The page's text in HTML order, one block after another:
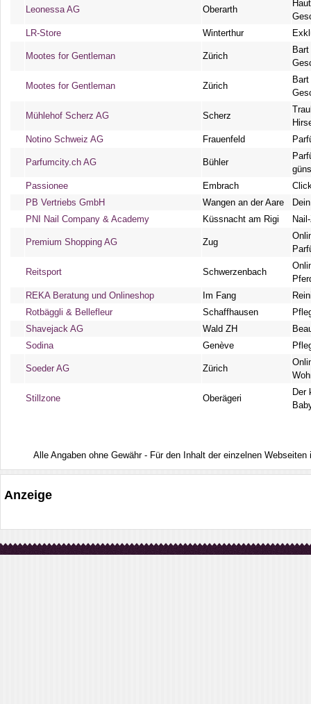
Leonessa AG Oberarth
LR-Store
Winterthur
Mootes for Gentleman Zürich
Mootes for Gentleman Zürich
Mühlehof Scherz AG Scherz
Notino Schweiz AG
Frauenfeld
Parfumcity.ch AG Bühler
Passionee
Embrach
PB Vertriebs GmbH
Wangen an der Aare
PNI Nail Company & Academy
Küssnacht am Rigi
Premium Shopping AG Zug
Reitsport Schwerzenbach
REKA Beratung und Onlineshop
Im Fang
Rotbäggli & Bellefleur
Schaffhausen
Shavejack AG
Wald ZH
Sodina
Genève
Soeder AG Zürich
Stillzone Oberägeri
Der
Alle Angaben ohne Gewähr - Für den Inhalt der einzelnen Webseiten
Anzeige